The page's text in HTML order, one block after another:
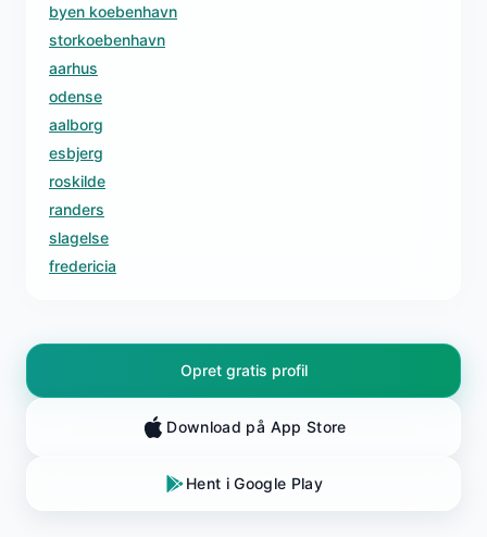
byen koebenhavn
storkoebenhavn
aarhus
odense
aalborg
esbjerg
roskilde
randers
slagelse
fredericia
Opret gratis profil
Download på App Store
Hent i Google Play